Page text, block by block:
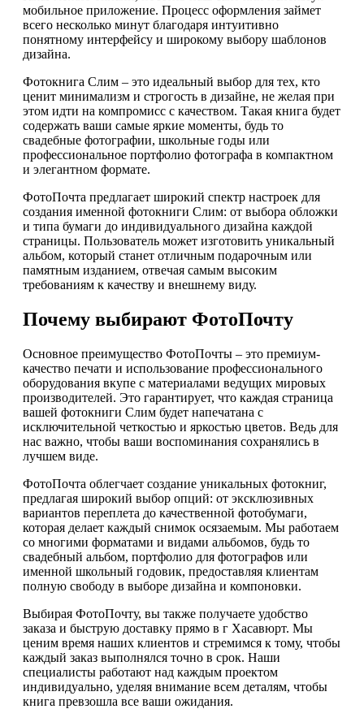
мобильное приложение. Процесс оформления займет
всего несколько минут благодаря интуитивно
понятному интерфейсу и широкому выбору шаблонов
дизайна.
Фотокнига Слим – это идеальный выбор для тех, кто
ценит минимализм и строгость в дизайне, не желая при
этом идти на компромисс с качеством. Такая книга будет
содержать ваши самые яркие моменты, будь то
свадебные фотографии, школьные годы или
профессиональное портфолио фотографа в компактном
и элегантном формате.
ФотоПочта предлагает широкий спектр настроек для
создания именной фотокниги Слим: от выбора обложки
и типа бумаги до индивидуального дизайна каждой
страницы. Пользователь может изготовить уникальный
альбом, который станет отличным подарочным или
памятным изданием, отвечая самым высоким
требованиям к качеству и внешнему виду.
Почему выбирают ФотоПочту
Основное преимущество ФотоПочты – это премиум-
качество печати и использование профессионального
оборудования вкупе с материалами ведущих мировых
производителей. Это гарантирует, что каждая страница
вашей фотокниги Слим будет напечатана с
исключительной четкостью и яркостью цветов. Ведь для
нас важно, чтобы ваши воспоминания сохранялись в
лучшем виде.
ФотоПочта облегчает создание уникальных фотокниг,
предлагая широкий выбор опций: от эксклюзивных
вариантов переплета до качественной фотобумаги,
которая делает каждый снимок осязаемым. Мы работаем
со многими форматами и видами альбомов, будь то
свадебный альбом, портфолио для фотографов или
именной школьный годовик, предоставляя клиентам
полную свободу в выборе дизайна и компоновки.
Выбирая ФотоПочту, вы также получаете удобство
заказа и быструю доставку прямо в г Хасавюрт. Мы
ценим время наших клиентов и стремимся к тому, чтобы
каждый заказ выполнялся точно в срок. Наши
специалисты работают над каждым проектом
индивидуально, уделяя внимание всем деталям, чтобы
книга превзошла все ваши ожидания.